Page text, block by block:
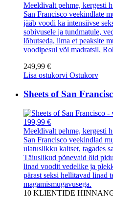
Meeldivalt pehme, kergesti
San Francisco veekindlate
jääb voodi ka intensiivse
sobivusele ja tundmatule,
lõbutseda, ilma et peaksite
voodipesul või madratsil.
249,99 €
Lisa ostukorvi Ostukorv
Sheets of San
199,99 €
Meeldivalt pehme, kergesti
San Francisco veekindlad
ulatuslikku kaitset, tagades
Täiuslikud põnevaid öid
linad voodit vedelike ja
pärast seksi hellitavad linad
magamismugavusega.
10 KLIENTIDE